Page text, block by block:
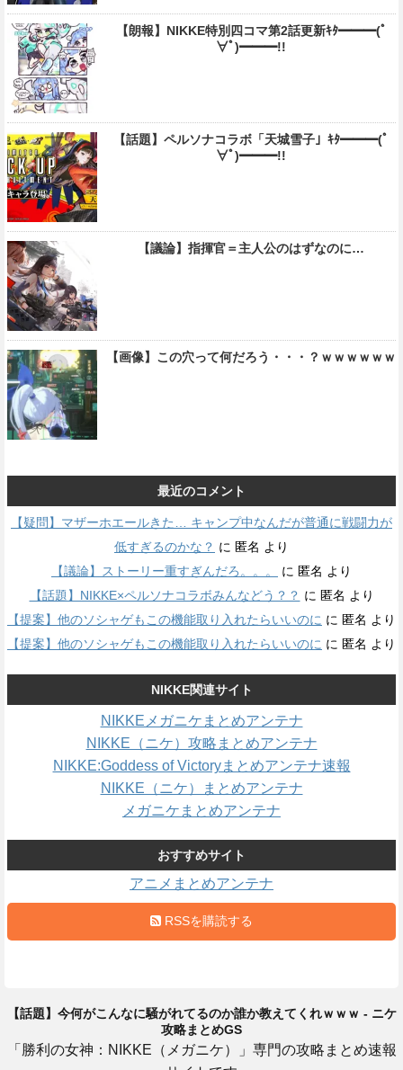
【朗報】NIKKE特別四コマ第2話更新ｷﾀ━━━(ﾟ
∀ﾟ)━━━!!
【話題】ペルソナコラボ「天城雪子」ｷﾀ━━━(ﾟ
∀ﾟ)━━━!!
【議論】指揮官＝主人公のはずなのに…
【画像】この穴って何だろう・・・？ｗｗｗｗｗｗ
最近のコメント
【疑問】マザーホエールきた… キャンプ中なんだが普通に戦闘力が
低すぎるのかな？ に 匿名 より
【議論】ストーリー重すぎんだろ。。。
に 匿名 より
【話題】NIKKE×ペルソナコラボみんなどう？？ に 匿名 より
【提案】他のソシャゲもこの機能取り入れたらいいのに に 匿名 より
【提案】他のソシャゲもこの機能取り入れたらいいのに に 匿名 より
NIKKE関連サイト
NIKKEメガニケまとめアンテナ
NIKKE（ニケ）攻略まとめアンテナ
NIKKE:Goddess of Victoryまとめアンテナ速報
NIKKE（ニケ）まとめアンテナ
メガニケまとめアンテナ
おすすめサイト
アニメまとめアンテナ
RSSを購読する
【話題】今何がこんなに騒がれてるのか誰か教えてくれｗｗｗ - ニケ
攻略まとめGS
「勝利の女神：NIKKE（メガニケ）」専門の攻略まとめ速報